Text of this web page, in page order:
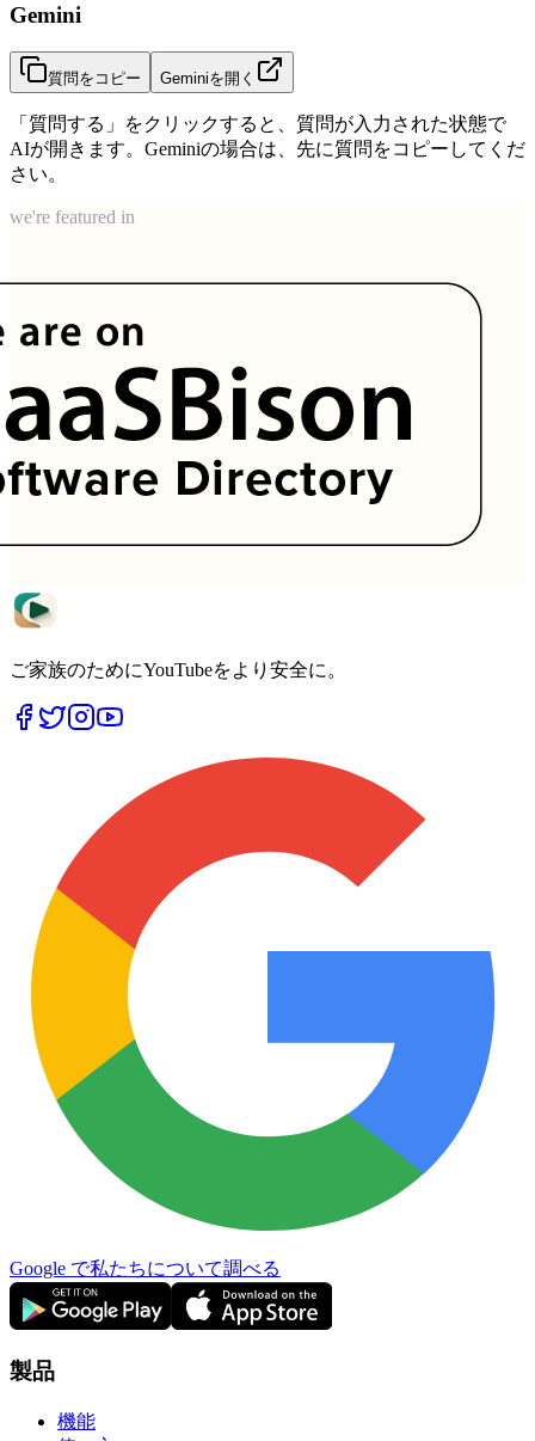
Gemini
質問をコピー Geminiを開く
「質問する」をクリックすると、質問が入力された状態で
AIが開きます。Geminiの場合は、先に質問をコピーしてくだ
さい。
we're featured in
ご家族のためにYouTubeをより安全に。
Google で私たちについて調べる
製品
機能